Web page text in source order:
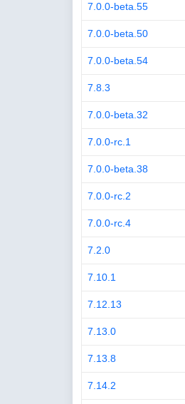
7.0.0-beta.55
7.0.0-beta.50
7.0.0-beta.54
7.8.3
7.0.0-beta.32
7.0.0-rc.1
7.0.0-beta.38
7.0.0-rc.2
7.0.0-rc.4
7.2.0
7.10.1
7.12.13
7.13.0
7.13.8
7.14.2